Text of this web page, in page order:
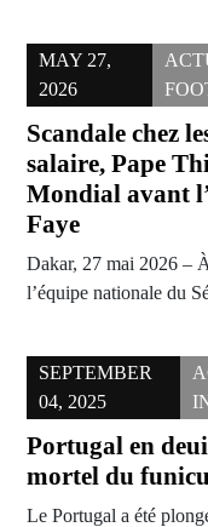
MAY 27,
2026
Scandale chez
salaire, Pape
Mondial avant
Faye
Dakar, 27 mai 2026 –
l’équipe nationale du
SEPTEMBER
04, 2025
Portugal en
mortel du
Le Portugal a été